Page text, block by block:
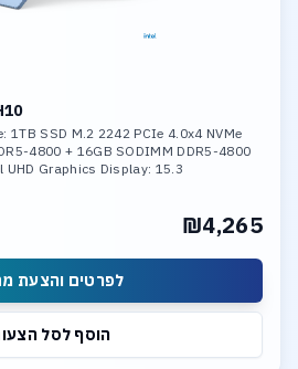
1TB SSD M.2 2242 PCIe 4.0x4 NVMe
4800 + 16GB SODIMM DDR5-4800
Graphics Display: 15.3
₪4,265
לפרטים והצעת
הוסף לסל